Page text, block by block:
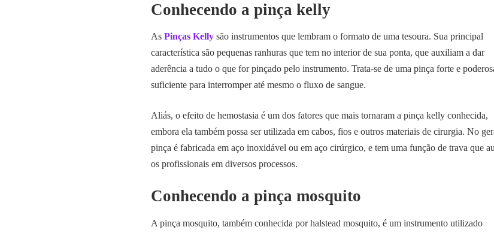
Conhecendo a pinça kelly
As Pinças Kelly são instrumentos que lembram o formato de uma tesoura. Sua principal
característica são pequenas ranhuras que tem no interior de sua ponta, que auxiliam a dar
aderência a tudo o que for pinçado pelo instrumento. Trata-se de uma pinça forte e
suficiente para interromper até mesmo o fluxo de sangue.
Aliás, o efeito de hemostasia é um dos fatores que mais tornaram a pinça kelly conhecida,
embora ela também possa ser utilizada em cabos, fios e outros materiais de cirurgia. No
pinça é fabricada em aço inoxidável ou em aço cirúrgico, e tem uma função de trava que
os profissionais em diversos processos.
Conhecendo a pinça mosquito
‌A pinça mosquito, também conhecida por halstead mosquito, é um instrumento utilizado